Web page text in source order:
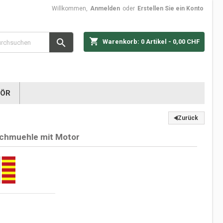
Willkommen, Anmelden oder Erstellen Sie ein Konto
shopping_cart Warenkorb: 0 Artikel - 0,00 CHF

Zurück
mit Motor